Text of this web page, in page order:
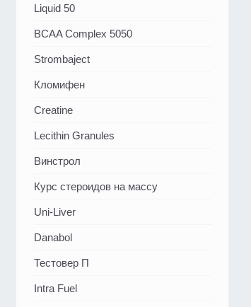
Liquid 50
BCAA Complex 5050
Strombaject
Кломифен
Creatine
Lecithin Granules
Винстрол
Курс стероидов на массу
Uni-Liver
Danabol
Тестовер П
Intra Fuel